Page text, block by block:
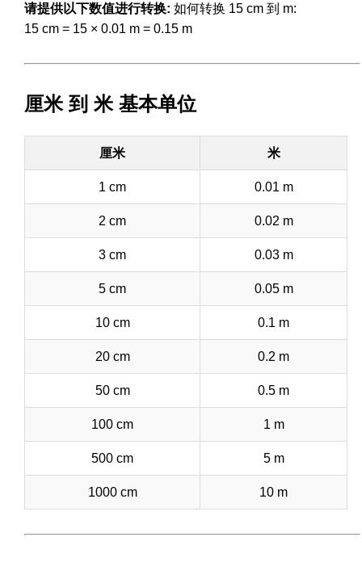
请提供以下数值进行转换: 如何转换 15 cm 到 m:
15 cm = 15 × 0.01 m = 0.15 m
厘米 到 米 基本单位
厘米 米
1 cm 0.01 m
2 cm 0.02 m
3 cm 0.03 m
5 cm 0.05 m
10 cm 0.1 m
20 cm 0.2 m
50 cm 0.5 m
100 cm 1 m
500 cm 5 m
1000 cm 10 m